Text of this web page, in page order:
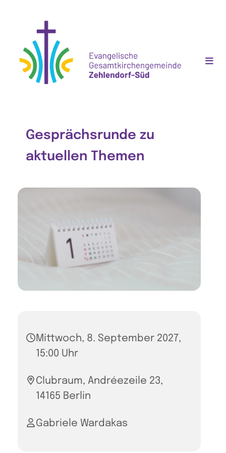
Gesprächsrunde zu
aktuellen Themen
Mittwoch, 8. September 2027,
15:00 Uhr
Clubraum, Andréezeile 23,
14165 Berlin
Gabriele Wardakas